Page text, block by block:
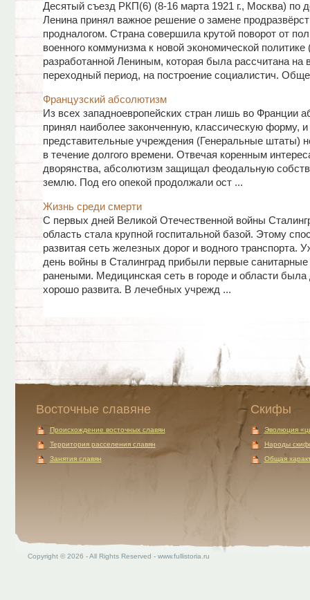
Десятый съезд РКП(6) (8-16 марта 1921 г., Москва) по
Ленина принял важное решение о замене
продналогом. Страна совершила крутой поворот от
военного коммунизма к новой экономической политике
разработанной Лениным, которая была рассчитана на
переходный период, на построение социалистич.
Французский абсолютизм
Из всех западноевропейских стран лишь во Франции
принял наиболее законченную, классическую форму,
представительные учреждения (Генеральные штаты)
в течение долгого времени. Отвечая коренным
дворянства, абсолютизм защищал феодальную
землю. Под его опекой продолжали ост ...
Жизнь среди смерти
С первых дней Великой Отечественной войны
область стала крупной госпитальной базой. Этому
развитая сеть железных дорог и водного транспорта.
день войны в Сталинград прибыли первые санитарные
ранеными. Медицинская сеть в городе и области была
хорошо развита. В лечебных учрежд ...
Восточные славяне
Происхождение восточных славян
Территория расселения славян
Занятия славян
Скифы
Эволюция
Народы
Общая
Copyright © 2026 - All Rights Reserved - www.fullistoria.ru